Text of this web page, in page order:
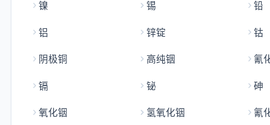
镍 锡 铅
铝 锌锭 钴
阴极铜 高纯铟 氰
镉 铋 砷
氧化铟 氢氧化铟 氰